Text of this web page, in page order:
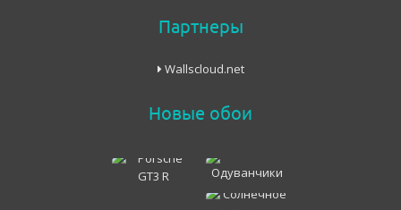
Партнеры
Wallscloud.net
Новые обои